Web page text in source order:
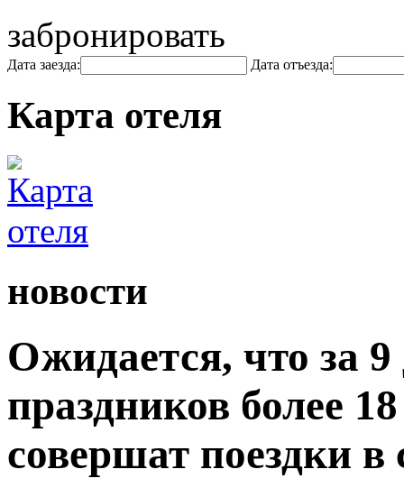
забронировать
Дата заезда: Дата отъезда:
Карта отеля
новости
Ожидается, что за 9
праздников более
совершат поездки